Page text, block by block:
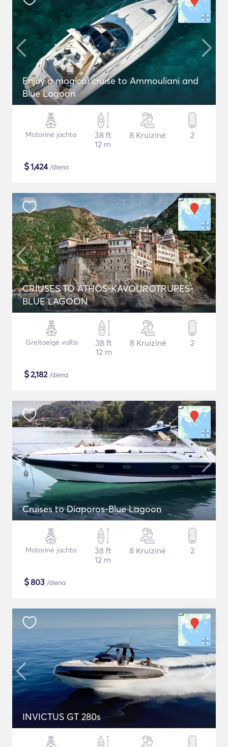
Enjoy a magical cruise to Ammouliani and
Blue Lagoon
Motorinė jachta
38 ft
12 m
8 Kruizinė 2
$1,424/diena
CRIUSES TO ATHOS-KAVOUROTRUPES-
BLUE LAGOON
Greitaeigė valtis
38 ft
12 m
8 Kruizinė 2
$2,182/diena
Cruises to Diaporos-Blue Lagoon
Motorinė jachta
38 ft
12 m
8 Kruizinė 2
$803 /diena
INVICTUS GT 280s